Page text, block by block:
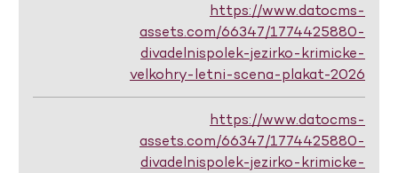
https://www.datocms-
assets.com/66347/1774425880-
divadelnispolek-jezirko-krimicke-
velkohry-letni-scena-plakat-2026
https://www.datocms-
assets.com/66347/1774425880-
divadelnispolek-jezirko-krimicke-